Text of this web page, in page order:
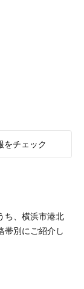
をチェック
ち、横浜市港北
帯別にご紹介し